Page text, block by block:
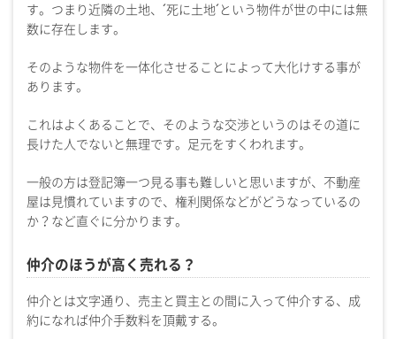
す。つまり近隣の土地、´死に土地´という物件が世の中には無
数に存在します。
そのような物件を一体化させることによって大化けする事が
あります。
これはよくあることで、そのような交渉というのはその道に
長けた人でないと無理です。足元をすくわれます。
一般の方は登記簿一つ見る事も難しいと思いますが、不動産
屋は見慣れていますので、権利関係などがどうなっているの
か？など直ぐに分かります。
仲介のほうが高く売れる？
仲介とは文字通り、売主と買主との間に入って仲介する、成
約になれば仲介手数料を頂戴する。